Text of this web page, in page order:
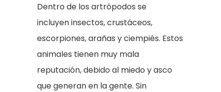
Dentro de los artrópodos se
incluyen insectos, crustáceos,
escorpiones, arañas y ciempiés. Estos
animales tienen muy mala
reputación, debido al miedo y asco
que generan en la gente. Sin